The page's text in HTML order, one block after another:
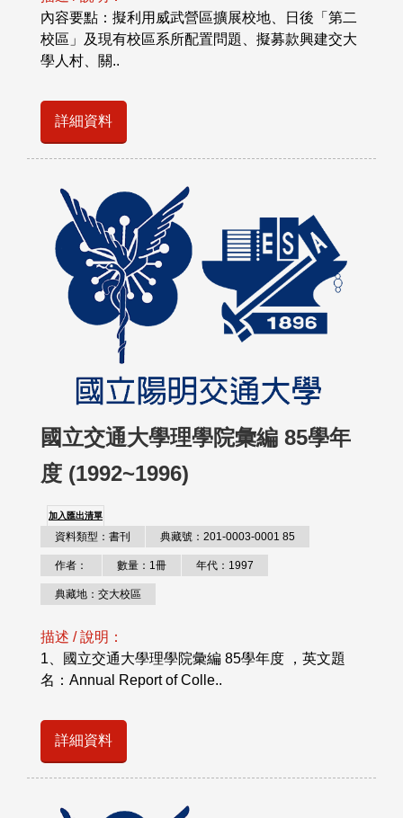
內容要點：擬利用威武營區擴展校地、日後「第二
校區」及現有校區系所配置問題、擬募款興建交大
學人村、關..
詳細資料
國立交通大學理學院彙編 85學年
度 (1992~1996)
加入匯出清單
資料類型：書刊 典藏號：201-0003-0001 85
作者： 數量：1冊 年代：1997
典藏地：交大校區
描述 / 說明：
1、國立交通大學理學院彙編 85學年度 ，英文題
名：Annual Report of Colle..
詳細資料